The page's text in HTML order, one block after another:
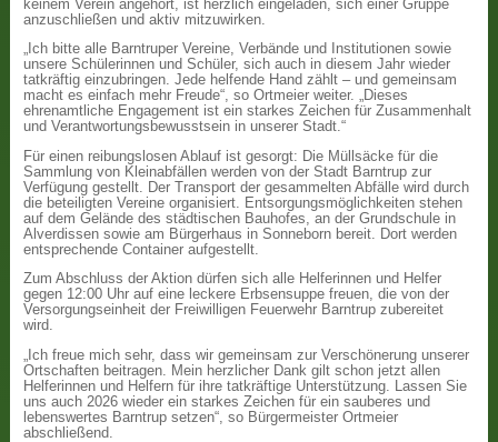
keinem Verein angehört, ist herzlich eingeladen, sich einer Gruppe
anzuschließen und aktiv mitzuwirken.
„Ich bitte alle Barntruper Vereine, Verbände und Institutionen sowie
unsere Schülerinnen und Schüler, sich auch in diesem Jahr wieder
tatkräftig einzubringen. Jede helfende Hand zählt – und gemeinsam
macht es einfach mehr Freude“, so Ortmeier weiter. „Dieses
ehrenamtliche Engagement ist ein starkes Zeichen für Zusammenhalt
und Verantwortungsbewusstsein in unserer Stadt.“
Für einen reibungslosen Ablauf ist gesorgt: Die Müllsäcke für die
Sammlung von Kleinabfällen werden von der Stadt Barntrup zur
Verfügung gestellt. Der Transport der gesammelten Abfälle wird durch
die beteiligten Vereine organisiert. Entsorgungsmöglichkeiten stehen
auf dem Gelände des städtischen Bauhofes, an der Grundschule in
Alverdissen sowie am Bürgerhaus in Sonneborn bereit. Dort werden
entsprechende Container aufgestellt.
Zum Abschluss der Aktion dürfen sich alle Helferinnen und Helfer
gegen 12:00 Uhr auf eine leckere Erbsensuppe freuen, die von der
Versorgungseinheit der Freiwilligen Feuerwehr Barntrup zubereitet
wird.
„Ich freue mich sehr, dass wir gemeinsam zur Verschönerung unserer
Ortschaften beitragen. Mein herzlicher Dank gilt schon jetzt allen
Helferinnen und Helfern für ihre tatkräftige Unterstützung. Lassen Sie
uns auch 2026 wieder ein starkes Zeichen für ein sauberes und
lebenswertes Barntrup setzen“, so Bürgermeister Ortmeier
abschließend.